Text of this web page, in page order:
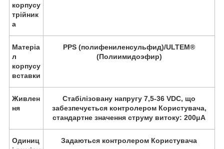
корпусу
трійник
а
Матеріа
л
корпусу
вставки
PPS (полифениленсульфид)/ULTEM®
(Полиимидоэфир)
Живлен
ня
Стабілізовану напругу 7,5-36 VDC, що
забезпечується контролером Користувача,
стандартне значення струму витоку: 200μА
Одиниц
Задаються контролером Користувача